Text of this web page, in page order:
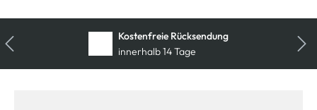
Kostenfreie Rücksendung
innerhalb 14 Tage